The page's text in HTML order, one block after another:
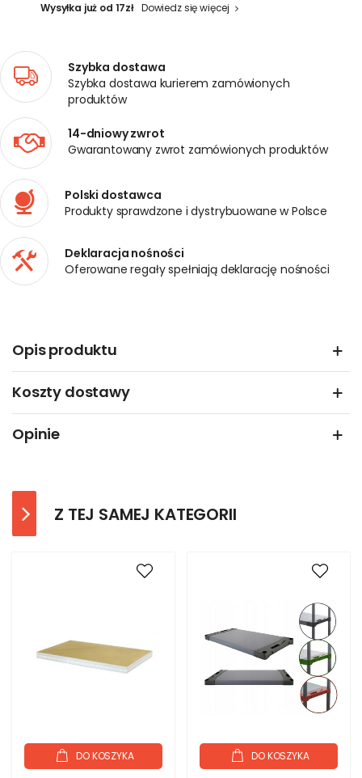
Wysyłka już od 17zł Dowiedz się więcej
Szybka dostawa
Szybka dostawa kurierem zamówionych
produktów
14-dniowy zwrot
Gwarantowany zwrot zamówionych produktów
Polski dostawca
Produkty sprawdzone i dystrybuowane w Polsce
Deklaracja nośności
Oferowane regały spełniają deklarację nośności
Opis produktu
Koszty dostawy
Opinie
Z TEJ SAMEJ KATEGORII
DO KOSZYKA DO KOSZYKA